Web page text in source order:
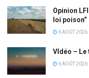
Opinion
loi poison”
6 AOÛT 2026
VIdéo – Le
6 AOÛT 2026